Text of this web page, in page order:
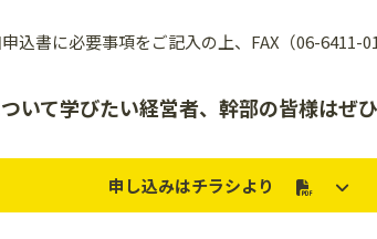
込書に必要事項をご記入の上、FAX（06-6411-
いて学びたい経営者、幹部の皆様はぜ
申し込みはチラシより